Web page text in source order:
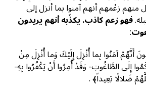
منهم زعْمهم أنهم آمنوا بما أنزل إلى
فهو زعم كاذب. يكذّبه أنهم يريدون
:
أَنَّهُمْ آمَنُوا بِما أُنْزِلَ إِلَيْكَ وَما أُنْزِلَ مِنْ
إِلَى الطَّاغُوتِ- وَقَدْ أُمِرُوا أَنْ يَكْفُرُوا بِهِ-
ضَلالًا بَعِيداً﴾ .